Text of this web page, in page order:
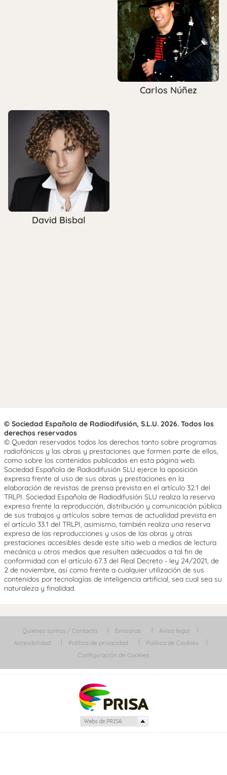
Carlos Núñez
David Bisbal
© Sociedad Española de Radiodifusión, S.L.U. 2026. Todos los
derechos reservados
© Quedan reservados todos los derechos tanto sobre programas
radiofónicos y las obras y prestaciones que formen parte de ellos,
como sobre los contenidos publicados en esta página web.
Sociedad Española de Radiodifusión SLU ejerce la oposición
expresa frente al uso de sus obras y prestaciones en la
elaboración de revistas de prensa prevista en el artículo 32.1 del
TRLPI. Sociedad Española de Radiodifusión SLU realiza la reserva
expresa frente la reproducción, distribución y comunicación pública
de sus trabajos y artículos sobre temas de actualidad prevista en
el artículo 33.1 del TRLPI, asimismo, también realiza una reserva
expresa de las reproducciones y usos de las obras y otras
prestaciones accesibles desde este sitio web a medios de lectura
mecánica u otros medios que resulten adecuados a tal fin de
conformidad con el artículo 67.3 del Real Decreto - ley 24/2021, de
2 de noviembre, así como frente a cualquier utilización de sus
contenidos por tecnologías de inteligencia artificial, sea cual sea su
naturaleza y finalidad.
Quiénes somos / Contacta Emisoras
Aviso legal
Accesibilidad
Política de privacidad
Política de Cookies
Configuración de Cookies